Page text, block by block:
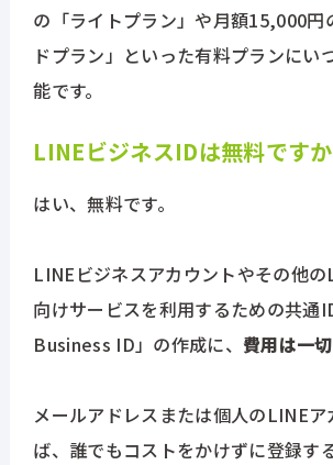
の「ライトプラン」や月額15,000円
ドプラン」といった有料プランにい
能です。
LINEビジネスIDは無料です
はい、無料です。
LINEビジネスアカウントやその他
向けサービスを利用するための共通
Business ID」の作成に、 費用は一
メールアドレスまたは個人のLINE
ば、誰でもコストをかけずに登録す